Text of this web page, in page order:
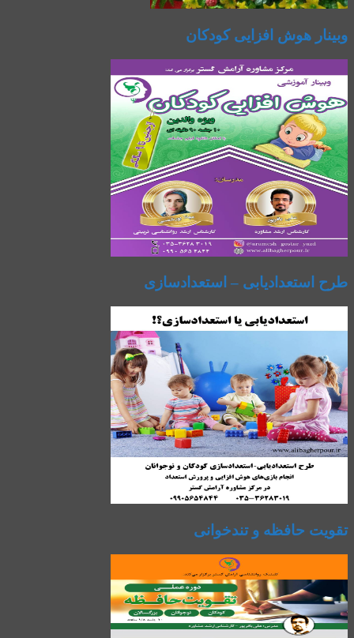
وبینار هوش افزایی کودکان
طرح استعدادیابی – استعدادسازی
تقویت حافظه و تندخوانی